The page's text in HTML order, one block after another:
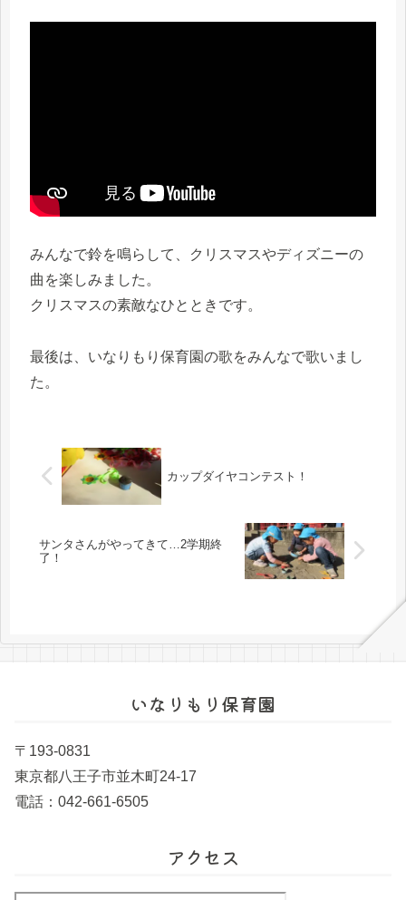
みんなで鈴を鳴らして、クリスマスやディズニーの
曲を楽しみました。
クリスマスの素敵なひとときです。
最後は、いなりもり保育園の歌をみんなで歌いまし
た。
カップダイヤコンテスト！
サンタさんがやってきて…2学期終
了！
いなりもり保育園
〒193-0831
東京都八王子市並木町24-17
電話：042-661-6505
アクセス